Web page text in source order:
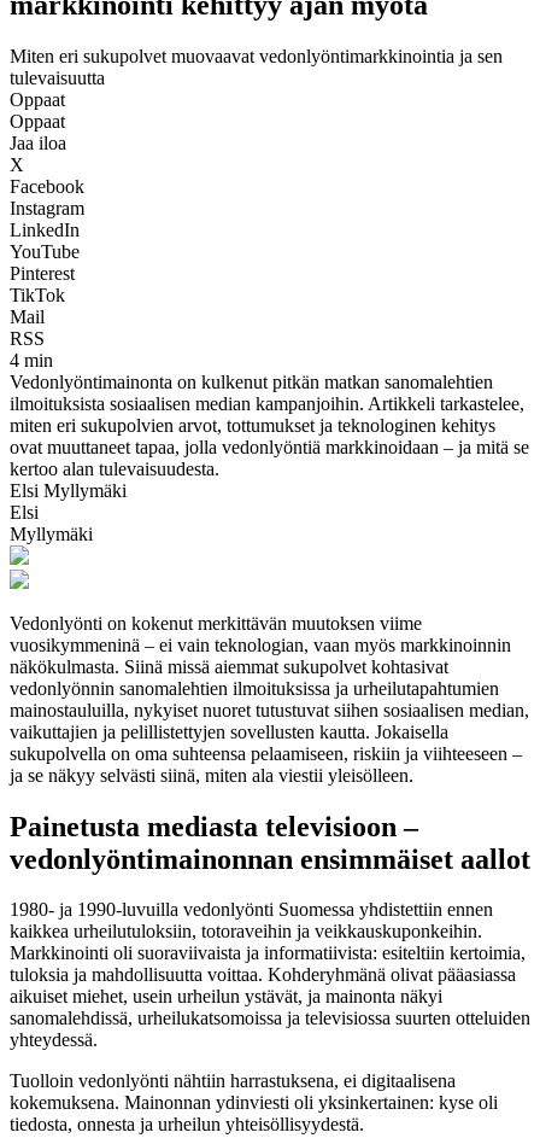
Miten eri sukupolvet muovaavat vedonlyöntimarkkinointia ja sen
tulevaisuutta
Oppaat
Oppaat
Jaa iloa
X
Facebook
Instagram
LinkedIn
YouTube
Pinterest
TikTok
Mail
RSS
4 min
Vedonlyöntimainonta on kulkenut pitkän matkan sanomalehtien
ilmoituksista sosiaalisen median kampanjoihin. Artikkeli tarkastelee,
miten eri sukupolvien arvot, tottumukset ja teknologinen kehitys
ovat muuttaneet tapaa, jolla vedonlyöntiä markkinoidaan – ja mitä se
kertoo alan tulevaisuudesta.
Elsi Myllymäki
Elsi
Myllymäki
Vedonlyönti on kokenut merkittävän muutoksen viime
vuosikymmeninä – ei vain teknologian, vaan myös markkinoinnin
näkökulmasta. Siinä missä aiemmat sukupolvet kohtasivat
vedonlyönnin sanomalehtien ilmoituksissa ja urheilutapahtumien
mainostauluilla, nykyiset nuoret tutustuvat siihen sosiaalisen median,
vaikuttajien ja pelillistettyjen sovellusten kautta. Jokaisella
sukupolvella on oma suhteensa pelaamiseen, riskiin ja viihteeseen –
ja se näkyy selvästi siinä, miten ala viestii yleisölleen.
Painetusta mediasta televisioon –
vedonlyöntimainonnan ensimmäiset aallot
1980- ja 1990-luvuilla vedonlyönti Suomessa yhdistettiin ennen
kaikkea urheilutuloksiin, totoraveihin ja veikkauskuponkeihin.
Markkinointi oli suoraviivaista ja informatiivista: esiteltiin kertoimia,
tuloksia ja mahdollisuutta voittaa. Kohderyhmänä olivat pääasiassa
aikuiset miehet, usein urheilun ystävät, ja mainonta näkyi
sanomalehdissä, urheilukatsomoissa ja televisiossa suurten otteluiden
yhteydessä.
Tuolloin vedonlyönti nähtiin harrastuksena, ei digitaalisena
kokemuksena. Mainonnan ydinviesti oli yksinkertainen: kyse oli
tiedosta, onnesta ja urheilun yhteisöllisyydestä.